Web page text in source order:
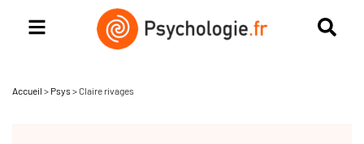
Accueil > Psys >Claire rivages